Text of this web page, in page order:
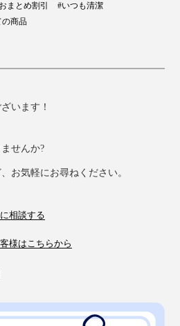
まとめ割引
#いつも清潔
の商品
います！
せんか?
お気軽にお尋ねください。
相談する
様はこちらから